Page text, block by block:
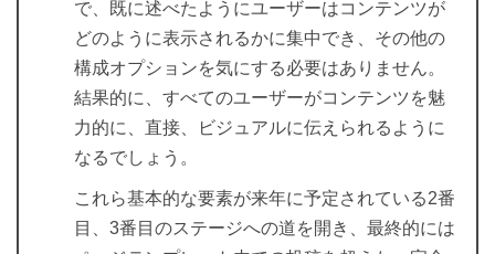
で、既に述べたようにユーザーはコンテンツが
どのように表示されるかに集中でき、その他の
構成オプションを気にする必要はありません。
結果的に、すべてのユーザーがコンテンツを魅
力的に、直接、ビジュアルに伝えられるように
なるでしょう。
これら基本的な要素が来年に予定されている2番
目、3番目のステージへの道を開き、最終的には